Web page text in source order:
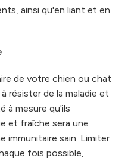
ainsi qu'en liant et en
de votre chien ou chat
résister de la maladie et
à mesure qu'ils
et fraîche sera une
immunitaire sain. Limiter
fois possible,